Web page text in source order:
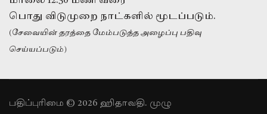
பொது விடுமுறை நாட்களில் மூடப்படும்.
(சேவையின் தரத்தை மேம்படுத்த அழைப்பு பதிவு
செய்யப்படும்)
பதிப்புரிமை © 2026 ஹிதாவதி. முழு